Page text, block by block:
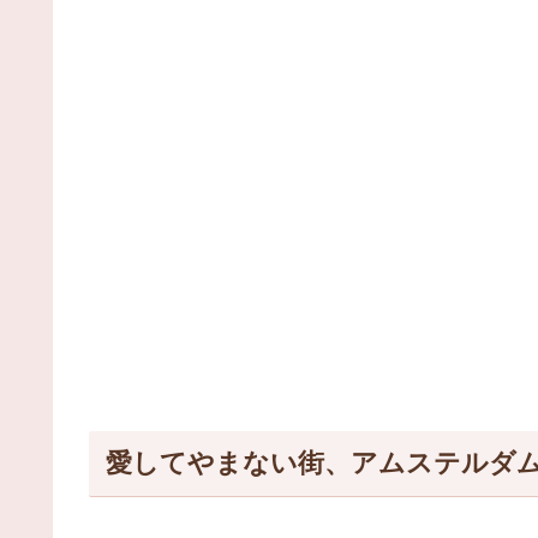
愛してやまない街、アムステルダ